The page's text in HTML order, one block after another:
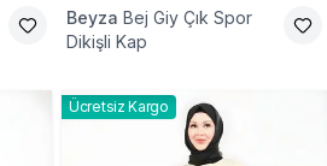
Beyza Bej Giy Çık Spor
Dikişli Kap
Ücretsiz Kargo